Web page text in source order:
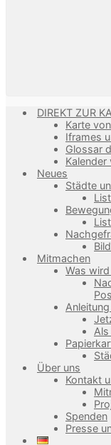
DIREKT ZUR
Karte
Iframes
Glossar
Neues
Städte
Mitmachen
Was
Über uns
Kontakt
Spenden
Presse